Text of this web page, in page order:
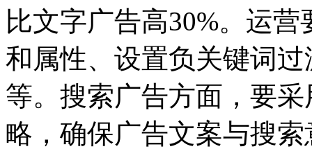
比文字广告高30%。运
和属性、设置负关键词
等。搜索广告方面，要
略，确保广告文案与搜